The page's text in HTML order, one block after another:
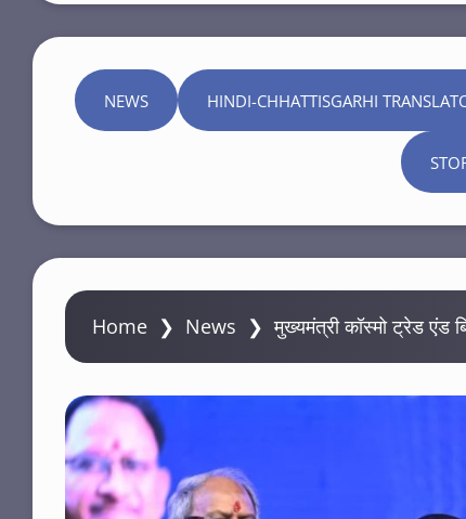
NEWS HINDI-CHHATTISGARHI
Home ❯ News ❯मुख्यमंत्री कॉस्मो ट्रेड एंड